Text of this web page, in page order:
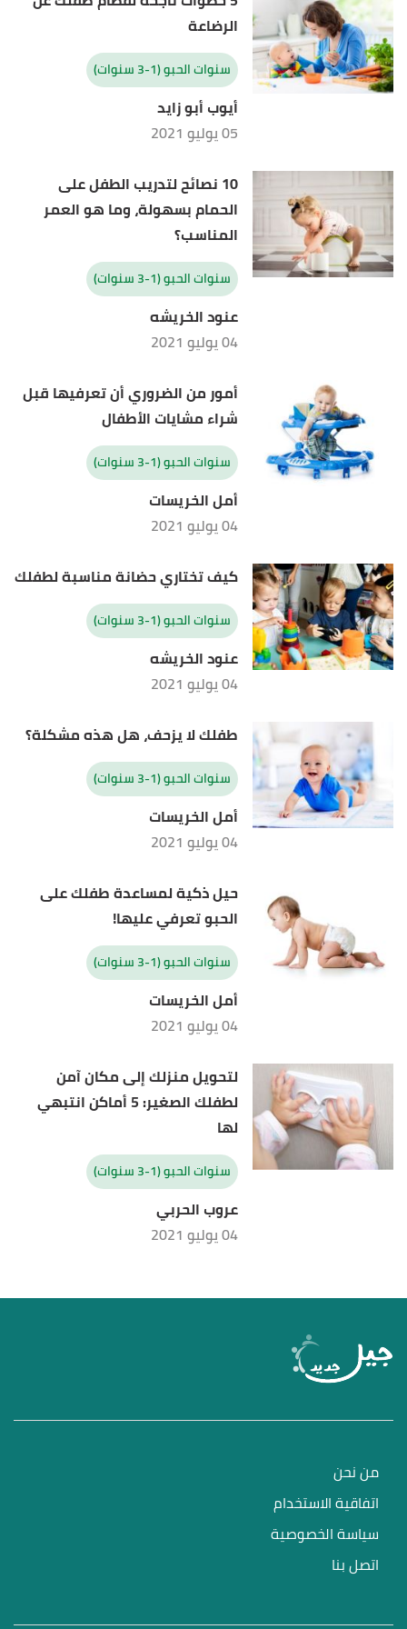
problems "Delayed Speech or Language
www.hopkinsallchildrens.org,
Retrieved 13/12/2020. Edited.
الرضاعة
سنوات الحبو (1-3 سنوات)
أيوب أبو زايد
05 يوليو 2021
10 نصائح لتدريب الطفل على
الحمام بسهولة، وما هو العمر
المناسب؟
سنوات الحبو (1-3 سنوات)
عنود الخريشه
04 يوليو 2021
أمور من الضروري أن تعرفيها قبل
شراء مشايات الأطفال
سنوات الحبو (1-3 سنوات)
أمل الخريسات
04 يوليو 2021
كيف تختاري حضانة مناسبة لطفلك
سنوات الحبو (1-3 سنوات)
عنود الخريشه
04 يوليو 2021
طفلك لا يزحف، هل هذه مشكلة؟
سنوات الحبو (1-3 سنوات)
أمل الخريسات
04 يوليو 2021
حيل ذكية لمساعدة طفلك على
الحبو تعرفي عليها!
سنوات الحبو (1-3 سنوات)
أمل الخريسات
04 يوليو 2021
لتحويل منزلك إلى مكان آمن
لطفلك الصغير: 5 أماكن انتبهي
لها
سنوات الحبو (1-3 سنوات)
عروب الحربي
04 يوليو 2021
من نحن
اتفاقية الاستخدام
سياسة الخصوصية
اتصل بنا